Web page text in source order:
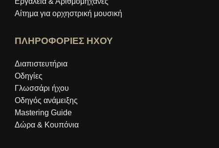
Αίτημα για ορχηστρική μουσική
ΠΛΗΡΟΦΟΡΙΕΣ ΗΧΟΥ
Διαπιστευτήρια
Οδηγίες
Γλωσσάρι ήχου
Οδηγός ανάμειξης
Mastering Guide
Δώρα & Κουπόνια